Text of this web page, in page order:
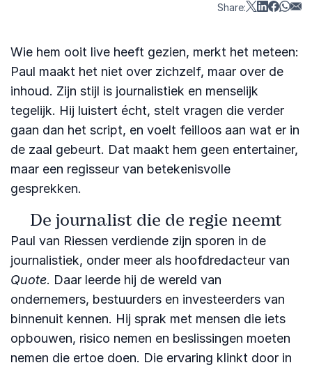
Share:
Wie hem ooit live heeft gezien, merkt het meteen:
Paul maakt het niet over zichzelf, maar over de
inhoud. Zijn stijl is journalistiek en menselijk
tegelijk. Hij luistert écht, stelt vragen die verder
gaan dan het script, en voelt feilloos aan wat er in
de zaal gebeurt. Dat maakt hem geen entertainer,
maar een regisseur van betekenisvolle
gesprekken.
De journalist die de regie neemt
Paul van Riessen verdiende zijn sporen in de
journalistiek, onder meer als hoofdredacteur van
Quote. Daar leerde hij de wereld van
ondernemers, bestuurders en investeerders van
binnenuit kennen. Hij sprak met mensen die iets
opbouwen, risico nemen en beslissingen moeten
nemen die ertoe doen. Die ervaring klinkt door in